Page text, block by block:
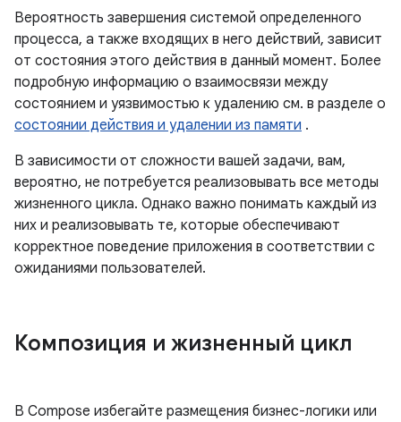
Вероятность завершения системой определенного
процесса, а также входящих в него действий, зависит
от состояния этого действия в данный момент. Более
подробную информацию о взаимосвязи между
состоянием и уязвимостью к удалению см. в разделе о
состоянии действия и удалении из памяти .
В зависимости от сложности вашей задачи, вам,
вероятно, не потребуется реализовывать все методы
жизненного цикла. Однако важно понимать каждый из
них и реализовывать те, которые обеспечивают
корректное поведение приложения в соответствии с
ожиданиями пользователей.
Композиция и жизненный цикл
В Compose избегайте размещения бизнес-логики или